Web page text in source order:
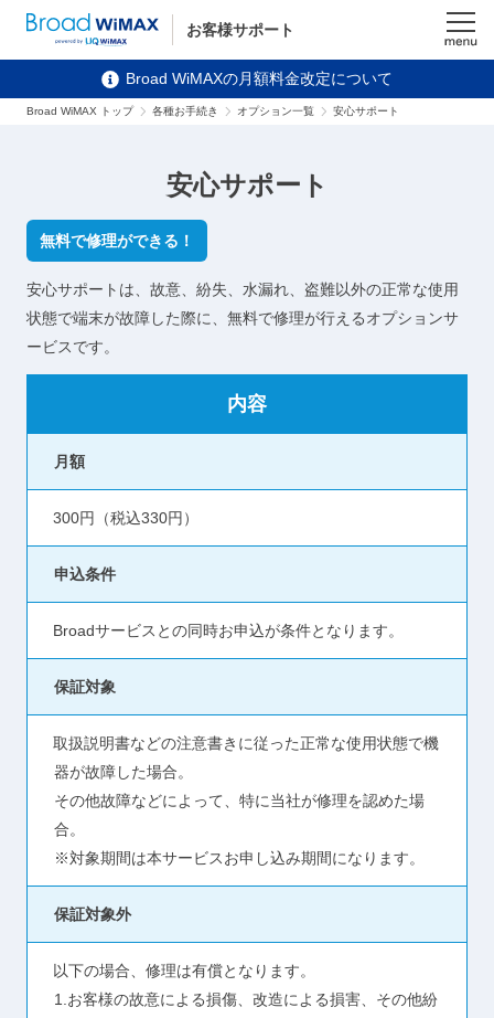
お客様サポート
Broad WiMAXの月額料金改定について
Broad WiMAX トップ 各種お手続き オプション一覧 安心サポート
安心サポート
無料で修理ができる！
安心サポートは、故意、紛失、水漏れ、盗難以外の正常な使用
状態で端末が故障した際に、無料で修理が行えるオプションサ
ービスです。
内容
月額
300円（税込330円）
申込条件
Broadサービスとの同時お申込が条件となります。
保証対象
取扱説明書などの注意書きに従った正常な使用状態で機
器が故障した場合。
その他故障などによって、特に当社が修理を認めた場
合。
※対象期間は本サービスお申し込み期間になります。
保証対象外
以下の場合、修理は有償となります。
1.お客様の故意による損傷、改造による損害、その他紛